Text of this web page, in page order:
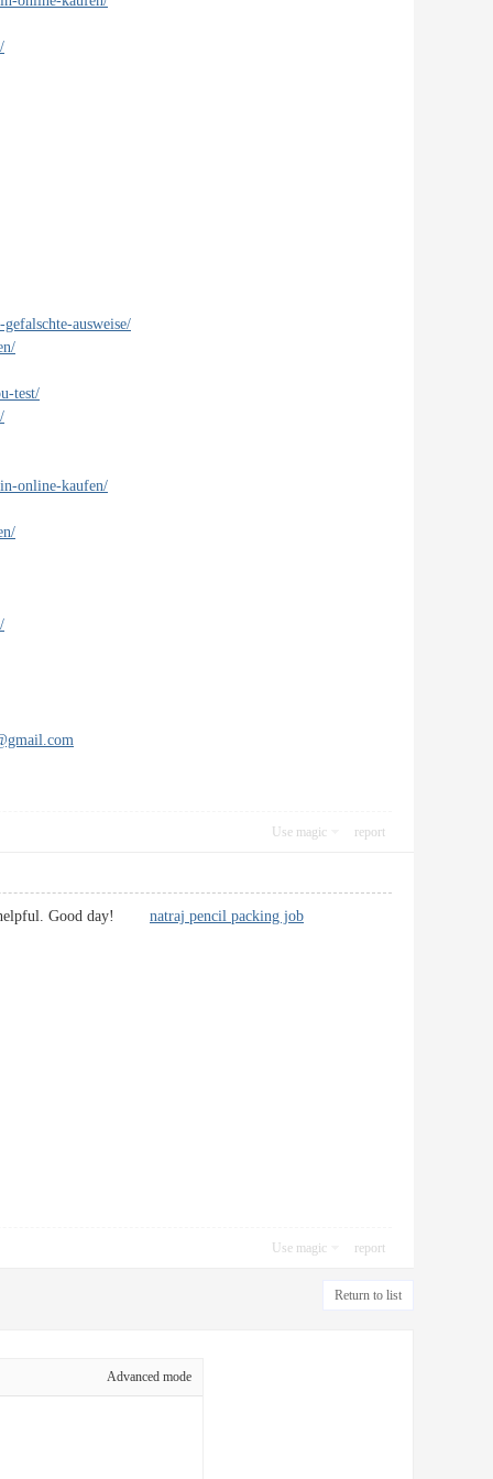
ausweise/
test/
online-kaufen/
Use magic report
helpful. Good day! natraj pencil packing job
Use magic report
Return to list
Advanced mode